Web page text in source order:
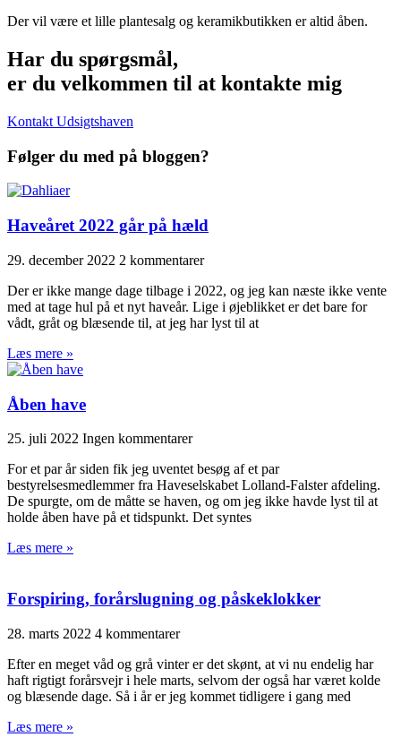
Der vil være et lille plantesalg og keramikbutikken er altid åben.
Har du spørgsmål,
er du velkommen til at kontakte mig
Kontakt Udsigtshaven
Følger du med på bloggen?
Haveåret 2022 går på hæld
29. december 2022 2 kommentarer
Der er ikke mange dage tilbage i 2022, og jeg kan næste ikke vente
med at tage hul på et nyt haveår. Lige i øjeblikket er det bare for
vådt, gråt og blæsende til, at jeg har lyst til at
Læs mere »
Åben have
25. juli 2022 Ingen kommentarer
For et par år siden fik jeg uventet besøg af et par
bestyrelsesmedlemmer fra Haveselskabet Lolland-Falster afdeling.
De spurgte, om de måtte se haven, og om jeg ikke havde lyst til at
holde åben have på et tidspunkt. Det syntes
Læs mere »
Forspiring, forårslugning og påskeklokker
28. marts 2022 4 kommentarer
Efter en meget våd og grå vinter er det skønt, at vi nu endelig har
haft rigtigt forårsvejr i hele marts, selvom der også har været kolde
og blæsende dage. Så i år er jeg kommet tidligere i gang med
Læs mere »